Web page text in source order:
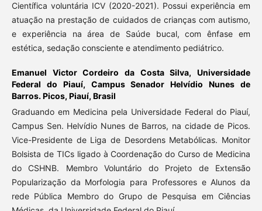
Científica voluntária ICV (2020-2021). Possui experiência em
atuação na prestação de cuidados de crianças com autismo,
e experiência na área de Saúde bucal, com ênfase em
estética, sedação consciente e atendimento pediátrico.
Emanuel Victor Cordeiro da Costa Silva,Universidade
Federal do Piauí, Campus Senador Helvídio Nunes de
Barros. Picos, Piauí, Brasil
Graduando em Medicina pela Universidade Federal do Piauí,
Campus Sen. Helvídio Nunes de Barros, na cidade de Picos.
Vice-Presidente de Liga de Desordens Metabólicas. Monitor
Bolsista de TICs ligado à Coordenação do Curso de Medicina
do CSHNB. Membro Voluntário do Projeto de Extensão
Popularização da Morfologia para Professores e Alunos da
rede Pública Membro do Grupo de Pesquisa em Ciências